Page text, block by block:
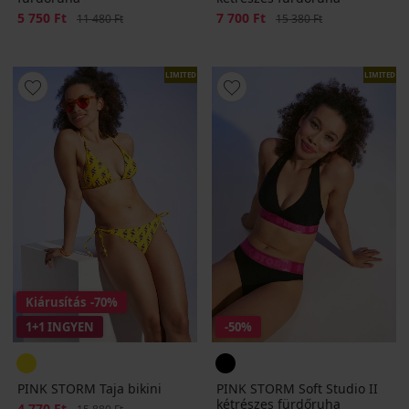
Kedvezmény
5 750 Ft Eredeti ár
11 480 Ft Kedvezmény
7 700 Ft Eredeti ár
15 380 Ft
LIMITED
Kiárusítás -70%
1+1 INGYEN
PINK STORM Taja bikini
LIMITED
-50%
PINK STORM Soft Studio II
kétrészes fürdőruha